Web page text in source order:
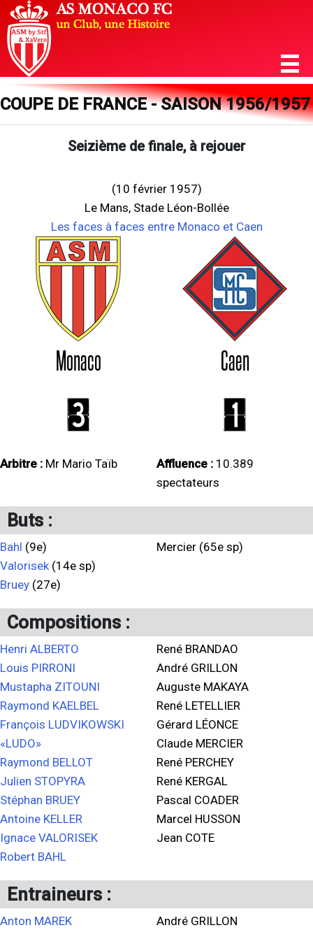
COUPE DE FRANCE - SAISON 1956/1957
Seizième de finale, à rejouer
(10 février 1957)
Le Mans, Stade Léon-Bollée
Les faces à faces entre Monaco et Caen
Monaco Caen
3 1
Arbitre : Mr Mario Taïb Affluence : 10.389
spectateurs
Buts :
Bahl (9e)
Valorisek(14e sp)
Bruey (27e)
Mercier (65e sp)
Compositions :
Henri ALBERTO
Louis PIRRONI
Mustapha ZITOUNI
Raymond KAELBEL
François LUDVIKOWSKI
«LUDO»
Raymond BELLOT
Julien STOPYRA
Stéphan BRUEY
Antoine KELLER
Ignace VALORISEK
Robert BAHL
René BRANDAO
André GRILLON
Auguste MAKAYA
René LETELLIER
Gérard LÉONCE
Claude MERCIER
René PERCHEY
René KERGAL
Pascal COADER
Marcel HUSSON
Jean COTE
Entraineurs :
Anton MAREK André GRILLON